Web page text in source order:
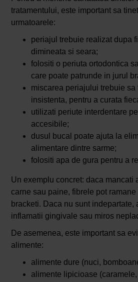
tratamentului, este important sa
urmatoarele:
periajul trebuie realizat dupa
dimineata si seara;
folositi o periuta ortodontica
care poate patrunde in jurul
miscarea periajului trebuie sa
insistenta, pentru a curata
utilizati periute interdentare
accesibile;
dusul bucal poate ajuta la
alimentare dintre sarme;
folositi apa de gura pentru a
Un exemplu concret: daca mancati
carne sau paine, fibrele pot
bracketi. Daca nu sunt indepartate,
inflamatii gingivale sau miros
De asemenea, este important sa
alimente:
alimente dure (nuci,
alimente lipicioase (caramele,